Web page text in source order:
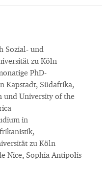
Sozial- und
zu Köln
PhD-
Kapstadt, Südafrika,
und University of the
in
zu Köln
Nice, Sophia Antipolis